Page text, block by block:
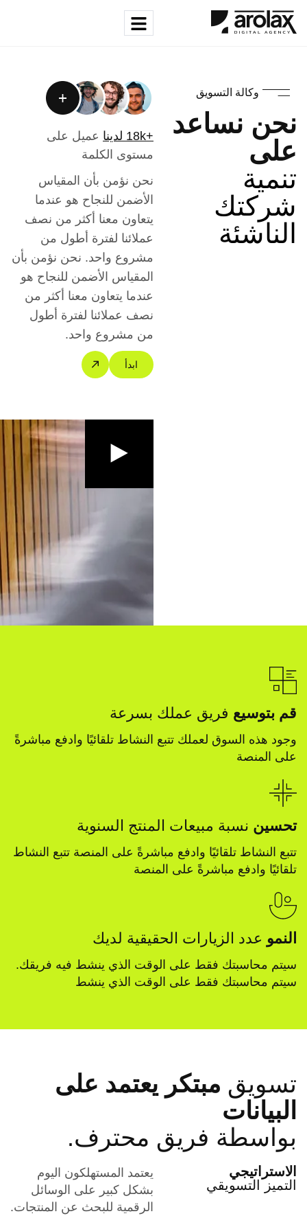
وكالة التسويق
نحن نساعد
على
تنمية
شركتك
الناشئة
+18k لدينا
عميل على
مستوى الكلمة
نحن نؤمن بأن المقياس
الأضمن للنجاح هو عندما
يتعاون معنا أكثر من نصف
عملائنا لفترة أطول من
مشروع واحد. نحن نؤمن بأن
المقياس الأضمن للنجاح هو
عندما يتعاون معنا أكثر من
نصف عملائنا لفترة أطول
من مشروع واحد.
ابدأ
قم بتوسيع فريق عملك بسرعة
وجود هذه السوق لعملك تتبع النشاط تلقائيًا وادفع مباشرةً
على المنصة
تحسين نسبة مبيعات المنتج السنوية
تتبع النشاط تلقائيًا وادفع مباشرةً على المنصة تتبع النشاط
تلقائيًا وادفع مباشرةً على المنصة
النمو عدد الزيارات الحقيقية لديك
سيتم محاسبتك فقط على الوقت الذي ينشط فيه فريقك.
سيتم محاسبتك فقط على الوقت الذي ينشط
تسويق مبتكر يعتمد على
البيانات
بواسطة فريق محترف.
الاستراتيجي
التميز التسويقي
يعتمد المستهلكون اليوم
بشكل كبير على الوسائل
الرقمية للبحث عن المنتجات.